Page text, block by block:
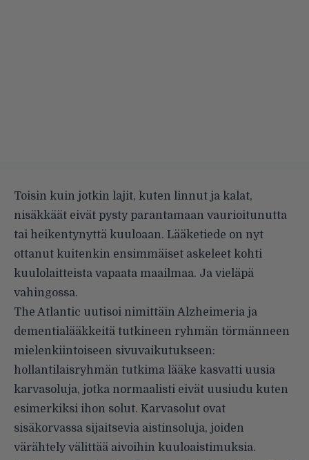
Toisin kuin jotkin lajit, kuten linnut ja kalat,
nisäkkäät eivät pysty parantamaan vaurioitunutta
tai heikentynyttä kuuloaan. Lääketiede on nyt
ottanut kuitenkin ensimmäiset askeleet kohti
kuulolaitteista vapaata maailmaa. Ja vieläpä
vahingossa.
The Atlantic uutisoi nimittäin Alzheimeria ja
dementialääkkeitä tutkineen ryhmän törmänneen
mielenkiintoiseen sivuvaikutukseen:
hollantilaisryhmän tutkima lääke kasvatti uusia
karvasoluja, jotka normaalisti eivät uusiudu kuten
esimerkiksi ihon solut. Karvasolut ovat
sisäkorvassa sijaitsevia aistinsoluja, joiden
värähtely välittää aivoihin kuuloaistimuksia.